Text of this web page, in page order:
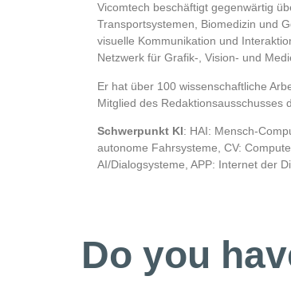
Vicomtech beschäftigt gegenwärtig
Transportsystemen, Biomedizin und
visuelle Kommunikation und
Netzwerk für Grafik-, Vision- und
Er hat über 100 wissenschaftliche
Mitglied des Redaktionsausschusses
Schwerpunkt KI: HAI: Mensch-
autonome Fahrsysteme, CV:
AI/Dialogsysteme, APP: Internet der
Do you